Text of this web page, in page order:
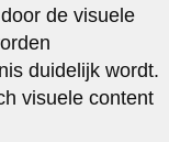
de visuele
duidelijk wordt.
visuele content